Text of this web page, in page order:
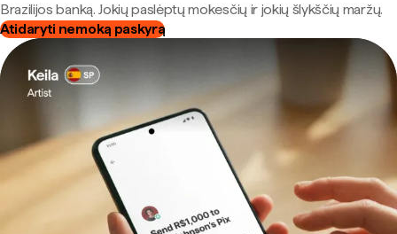
Brazilijos banką. Jokių paslėptų mokesčių ir jokių šlykščių maržų.
Atidaryti nemoką paskyrą